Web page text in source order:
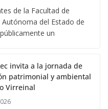
de la Facultad de
del Estado de
un
invita a la jornada de
patrimonial y ambiental
Virreinal